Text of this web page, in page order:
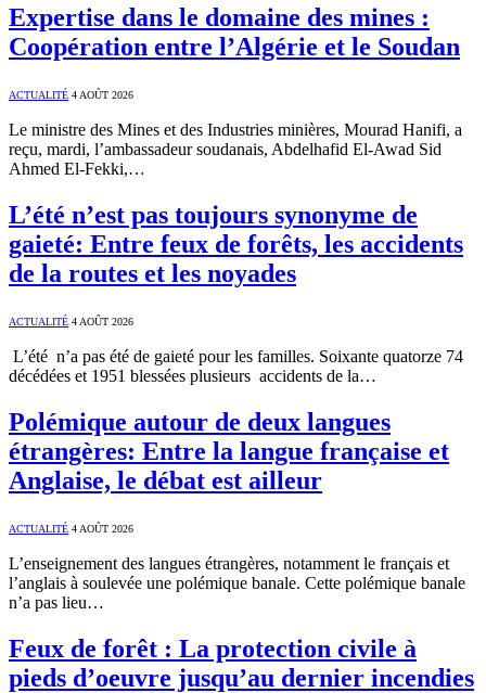
Expertise dans le domaine des mines :
Coopération entre l’Algérie et le Soudan
ACTUALITÉ 4 AOÛT 2026
Le ministre des Mines et des Industries minières, Mourad Hanifi, a
reçu, mardi, l’ambassadeur soudanais, Abdelhafid El-Awad Sid
Ahmed El-Fekki,…
L’été n’est pas toujours synonyme de
gaieté: Entre feux de forêts, les accidents
de la routes et les noyades
ACTUALITÉ 4 AOÛT 2026
L’été n’a pas été de gaieté pour les familles. Soixante quatorze 74
décédées et 1951 blessées plusieurs accidents de la…
Polémique autour de deux langues
étrangères: Entre la langue française et
Anglaise, le débat est ailleur
ACTUALITÉ 4 AOÛT 2026
L’enseignement des langues étrangères, notamment le français et
l’anglais à soulevée une polémique banale. Cette polémique banale
n’a pas lieu…
Feux de forêt : La protection civile à
pieds d’oeuvre jusqu’au dernier incendies